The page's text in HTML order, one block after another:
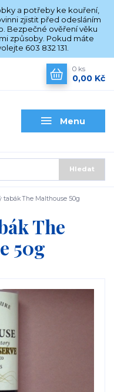
a potřeby ke kouření,
zjistit před odesláním
Bezpečné ověření věku
způsoby. Pokud máte
603 832 131.
Menu
Hledat
0 ks
0,00 Kč
tabák The Malthouse 50g
The
50g